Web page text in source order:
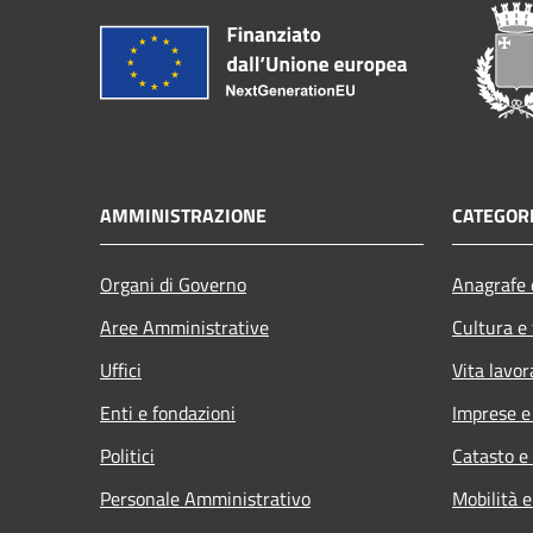
AMMINISTRAZIONE
Organi di Governo
Aree Amministrative
Uffici
Enti e fondazioni
Politici
Personale Amministrativo
Cultura
Vita
Imprese
Catasto
Mobilità